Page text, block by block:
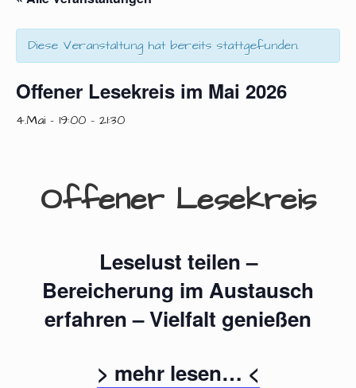
Diese Veranstaltung hat bereits stattgefunden.
Offener Lesekreis im Mai 2026
4.Mai - 19:00 - 21:30
Offener Lesekreis
Leselust teilen –
Bereicherung im Austausch
erfahren – Vielfalt genießen
> mehr lesen… <